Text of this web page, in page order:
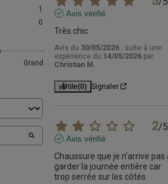
1
0
Grand
Avis vérifié
Très chic
Avis du 30/05/2026
, suite à une
expérience du 14/05/2026 par
Christian M.
Utile(0) Signaler
2/5
Avis vérifié
Chaussure que je n'arrive pas
garder la journée entière car
trop serrée sur les côtés